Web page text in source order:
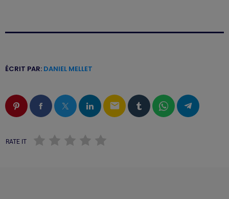
ÉCRIT PAR: DANIEL MELLET
email
RATE IT